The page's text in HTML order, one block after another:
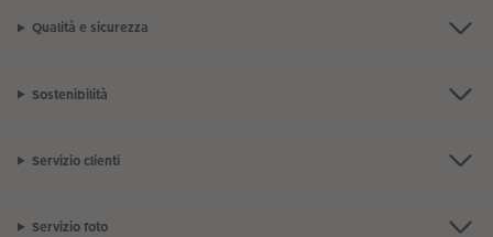
Qualità e sicurezza
Sostenibilità
Servizio clienti
Servizio foto